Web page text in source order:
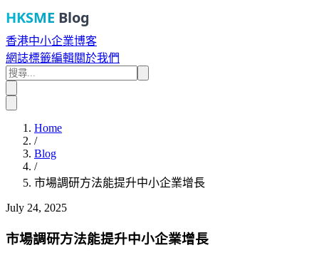
HKSME Blog
香港中小企業博客
網誌標籤編輯關於我們
Home
/
Blog
/
市場調研方法能提升中小企業增長
July 24, 2025
市場調研方法能提升中小企業增長